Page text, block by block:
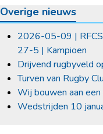
Overige nieuws
2026-05-09 | RFCS
27-5 | Kampioen
Drijvend rugbyveld
Turven van Rugby
Wij bouwen aan
Wedstrijden 10